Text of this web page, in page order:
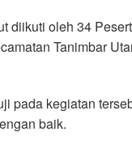
diikuti oleh 34
Tanimbar
pada kegiatan
baik.